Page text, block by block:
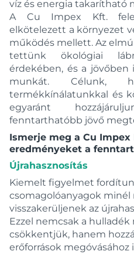
víz és energia takarítható
A Cu Impex Kft.
elkötelezett a környezet
működés mellett. Az
tettünk ökológiai
érdekében, és a
munkát. Célunk,
termékkínálatunkkal és
egyaránt
fenntarthatóbb jövő
Ismerje meg a Cu
eredményeket a
Újrahasznosítás
Kiemelt figyelmet
csomagolóanyagok minél
visszakerüljenek az
Ezzel nemcsak a
csökkentjük, hanem
erőforrások megóvásához